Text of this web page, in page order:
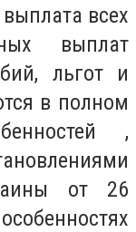
всех
выплат
льгот и
в полном
,
от 26